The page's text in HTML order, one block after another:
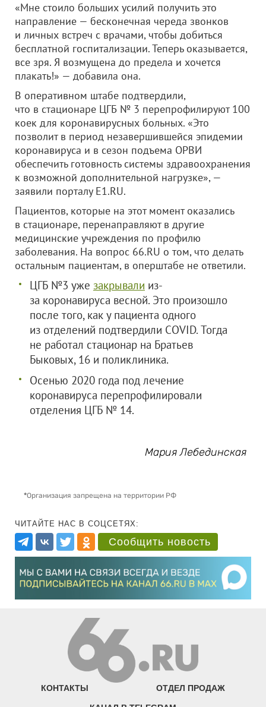
«Мне стоило больших усилий получить это
направление — бесконечная череда звонков
и личных встреч с врачами, чтобы добиться
бесплатной госпитализации. Теперь оказывается,
все зря. Я возмущена до предела и хочется
плакать!» — добавила она.
В оперативном штабе подтвердили,
что в стационаре ЦГБ № 3 перепрофилируют 100
коек для коронавирусных больных. «Это
позволит в период незавершившейся эпидемии
коронавируса и в сезон подъема ОРВИ
обеспечить готовность системы здравоохранения
к возможной дополнительной нагрузке», —
заявили порталу Е1.RU.
Пациентов, которые на этот момент оказались
в стационаре, перенаправляют в другие
медицинские учреждения по профилю
заболевания. На вопрос 66.RU о том, что делать
остальным пациентам, в оперштабе не ответили.
ЦГБ №3 уже закрывали из-
за коронавируса весной. Это произошло
после того, как у пациента одного
из отделений подтвердили COVID. Тогда
не работал стационар на Братьев
Быковых, 16 и поликлиника.
Осенью 2020 года под лечение
коронавируса перепрофилировали
отделения ЦГБ № 14.
Мария Лебединская
*Организация запрещена на территории РФ
ЧИТАЙТЕ НАС В СОЦСЕТЯХ:
Сообщить новость
КОНТАКТЫ ОТДЕЛ ПРОДАЖ